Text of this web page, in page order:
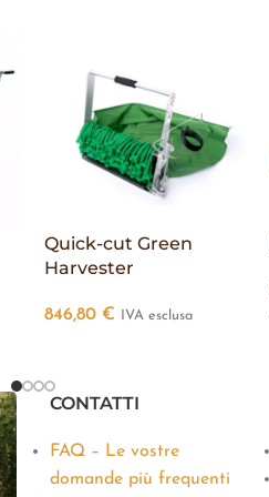
Quick-cut Green
Harvester
846,80 € IVA esclusa
CONTATTI
FAQ – Le vostre
domande più frequenti